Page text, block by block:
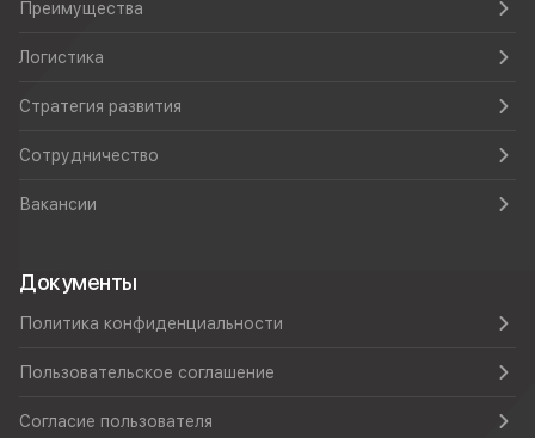
Преимущества
Логистика
Стратегия развития
Сотрудничество
Вакансии
Документы
Политика конфиденциальности
Пользовательское соглашение
Согласие пользователя